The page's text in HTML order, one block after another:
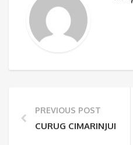
PREVIOUS POST
CURUG CIMARINJUNG,